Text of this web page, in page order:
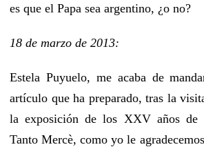
es que el Papa sea argentino, ¿o no?
18 de marzo de 2013:
Estela Puyuelo, me acaba de
artículo que ha preparado, tras la
la exposición de los XXV años de
Tanto Mercè, como yo le